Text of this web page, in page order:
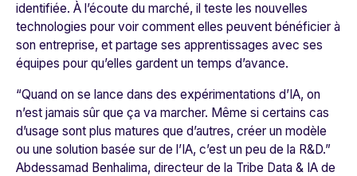
identifiée. À l’écoute du marché, il teste les nouvelles
technologies pour voir comment elles peuvent bénéficier à
son entreprise, et partage ses apprentissages avec ses
équipes pour qu’elles gardent un temps d’avance.
“Quand on se lance dans des expérimentations d’IA, on
n’est jamais sûr que ça va marcher. Même si certains cas
d’usage sont plus matures que d’autres, créer un modèle
ou une solution basée sur de l’IA, c’est un peu de la R&D.”
Abdessamad Benhalima, directeur de la Tribe Data & IA de